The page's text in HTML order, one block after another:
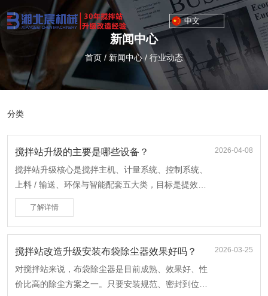
中文
新闻中心
首页 / 新闻中心 / 行业动态
分类
2026-04-08
搅拌站升级的主要是哪些设备？
搅拌站升级核心是搅拌主机、计量系统、控制系统、
上料 / 输送、环保与智能配套五大类，目标是提效、
提精度、降能耗、合规环保。
了解详情
2026-03-25
搅拌站改造升级安装布袋除尘器效果好吗？
对搅拌站来说，布袋除尘器是目前成熟、效果好、性
价比高的除尘方案之一。只要安装规范、密封到位，